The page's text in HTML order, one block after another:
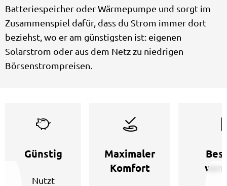
Batteriespeicher oder Wärmepumpe und sorgt im
Zusammenspiel dafür, dass du Strom immer dort
beziehst, wo er am günstigsten ist: eigenen
Solarstrom oder aus dem Netz zu niedrigen
Börsenstrompreisen.
Günstig
Nutzt
Maximaler
Komfort